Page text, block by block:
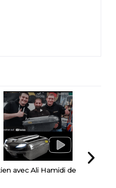
avec Ali Hamidi de